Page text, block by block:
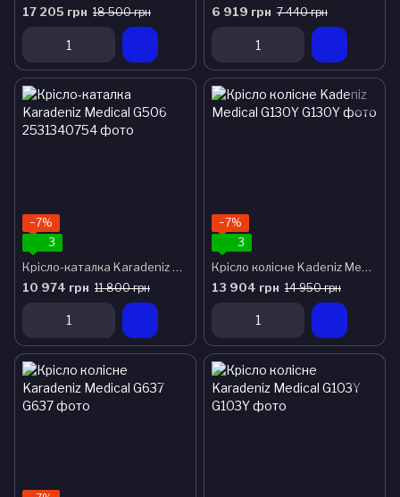
17 205 грн 18 500 грн
6 919 грн 7 440 грн
−7%
3
Крісло-каталка Karadeniz Medical G506
10 974 грн 11 800 грн
−7%
3
Крісло колісне Kadeniz Medical G130Y
13 904 грн 14 950 грн